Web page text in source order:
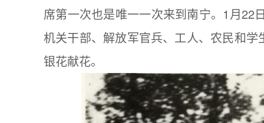
席第一次也是唯一一次来到南宁。1月22
机关干部、解放军官兵、工人、农民和
银花献花。